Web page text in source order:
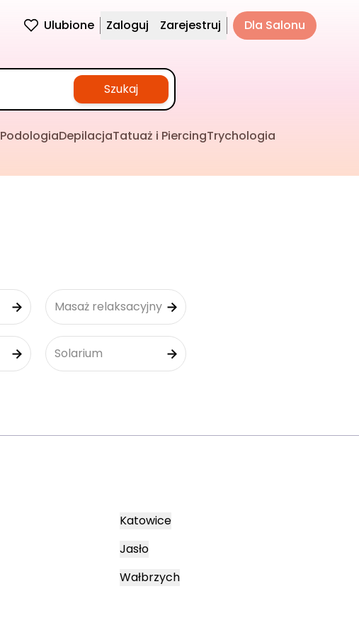
Ulubione Zaloguj Zarejestruj Dla Salonu
Szukaj
PodologiaDepilacjaTatuaż i PiercingTrychologia
Masaż relaksacyjny
Solarium
Katowice
Jasło
Wałbrzych